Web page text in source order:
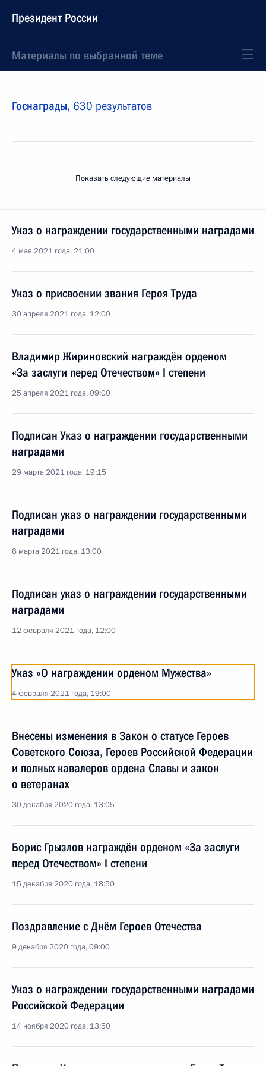
Президент России
Материалы по выбранной теме
Госнаграды, 630 результатов
Показать следующие материалы
Указ о награждении государственными наградами
4 мая 2021 года, 21:00
Указ о присвоении звания Героя Труда
30 апреля 2021 года, 12:00
Владимир Жириновский награждён орденом
«За заслуги перед Отечеством» I степени
25 апреля 2021 года, 09:00
Подписан Указ о награждении государственными
наградами
29 марта 2021 года, 19:15
Подписан указ о награждении государственными
наградами
6 марта 2021 года, 13:00
Подписан указ о награждении государственными
наградами
12 февраля 2021 года, 12:00
Указ «О награждении орденом Мужества»
4 февраля 2021 года, 19:00
Внесены изменения в Закон о статусе Героев
Советского Союза, Героев Российской Федерации
и полных кавалеров ордена Славы и закон
о ветеранах
30 декабря 2020 года, 13:05
Борис Грызлов награждён орденом «За заслуги
перед Отечеством» I степени
15 декабря 2020 года, 18:50
Поздравление с Днём Героев Отечества
9 декабря 2020 года, 09:00
Указ о награждении государственными наградами
Российской Федерации
14 ноября 2020 года, 13:50